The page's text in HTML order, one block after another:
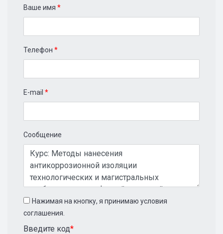
Ваше имя *
Телефон *
E-mail *
Сообщение
Нажимая на кнопку, я принимаю условия
соглашения.
Введите код*